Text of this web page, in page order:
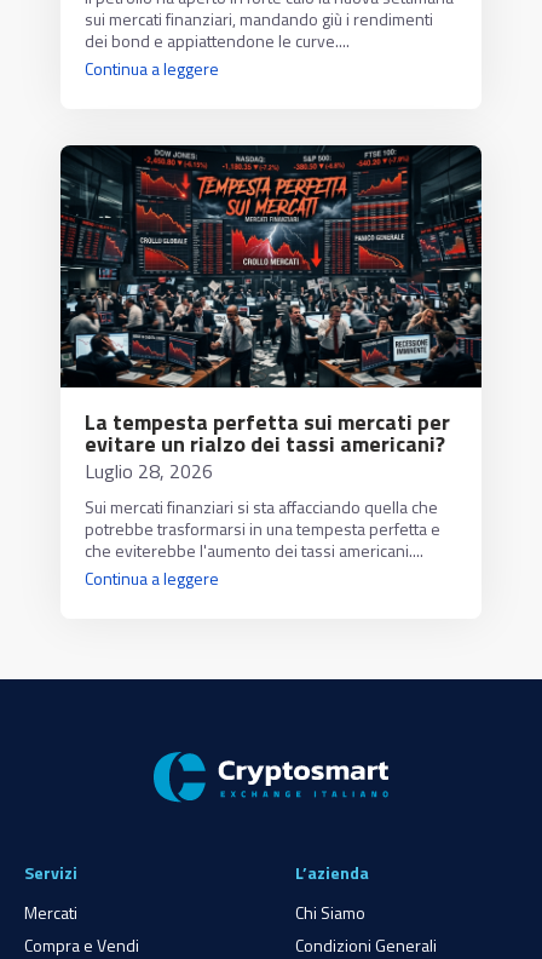
sui mercati finanziari, mandando giù i rendimenti
dei bond e appiattendone le curve....
Continua a leggere
La tempesta perfetta sui mercati per
evitare un rialzo dei tassi americani?
Luglio 28, 2026
Sui mercati finanziari si sta affacciando quella che
potrebbe trasformarsi in una tempesta perfetta e
che eviterebbe l'aumento dei tassi americani....
Continua a leggere
Servizi
Mercati
Compra e Vendi
L’azienda
Chi Siamo
Condizioni Generali